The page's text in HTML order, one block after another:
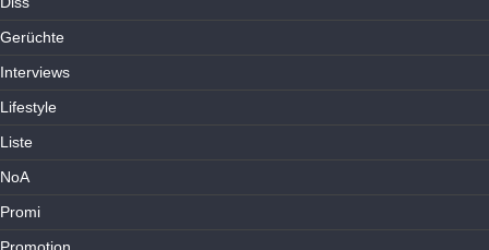
Gerüchte
Interviews
Lifestyle
Liste
NoA
Promi